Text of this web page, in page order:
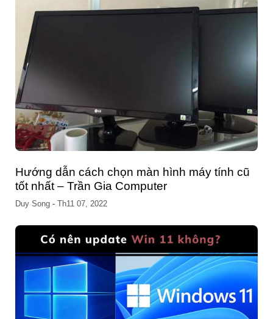
Hướng dẫn cách chọn màn hình máy tính cũ
tốt nhất – Trần Gia Computer
Duy Song - Th11 07, 2022